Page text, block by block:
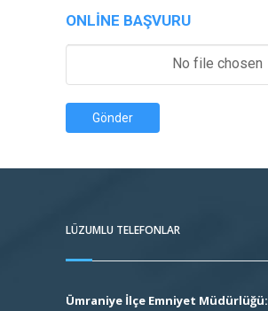
ONLINE BAŞVURU
No file chosen
Gönder
LÜZUMLU TELEFONLAR
Ümraniye İlçe Emniyet Müdürlüğü: